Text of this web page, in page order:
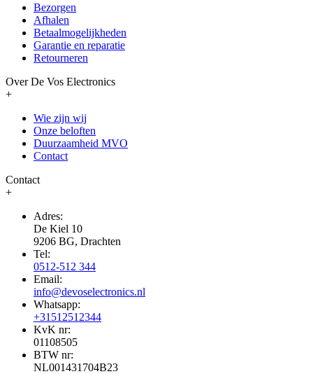
Bezorgen
Afhalen
Betaalmogelijkheden
Garantie en reparatie
Retourneren
Over De Vos Electronics
+
Wie zijn wij
Onze beloften
Duurzaamheid MVO
Contact
Contact
+
Adres:
De Kiel 10
9206 BG, Drachten
Tel:
0512-512 344
Email:
info@devoselectronics.nl
Whatsapp:
+31512512344
KvK nr:
01108505
BTW nr:
NL001431704B23